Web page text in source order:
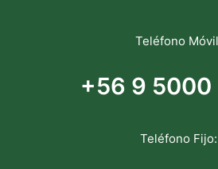
Teléfono
+56 9 5000
Teléfono Fijo: